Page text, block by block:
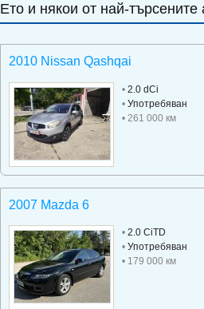
Ето и някои от най-търсените
2010 Nissan Qashqai
• 2.0 dCi
• Употребяван
• 261 000 км
2007 Mazda 6
• 2.0 CiTD
• Употребяван
• 179 000 км